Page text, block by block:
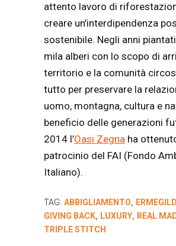
attento lavoro di
creare un’interdipendenza
sostenibile. Negli anni
mila alberi con lo scopo di
territorio e la comunità
tutto per preservare la
uomo, montagna, cultura e
beneficio delle generazioni
2014 l’Oasi Zegna ha
patrocinio del FAI (Fondo
Italiano).
TAG: ABBIGLIAMENTO
GIVING BACK LUXURY REAL
TRIPLE STITCH